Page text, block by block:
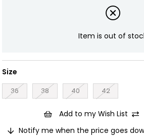
Item is out of
Size
36 38 40 42
Add to my Wish List
Notify me when the price goes